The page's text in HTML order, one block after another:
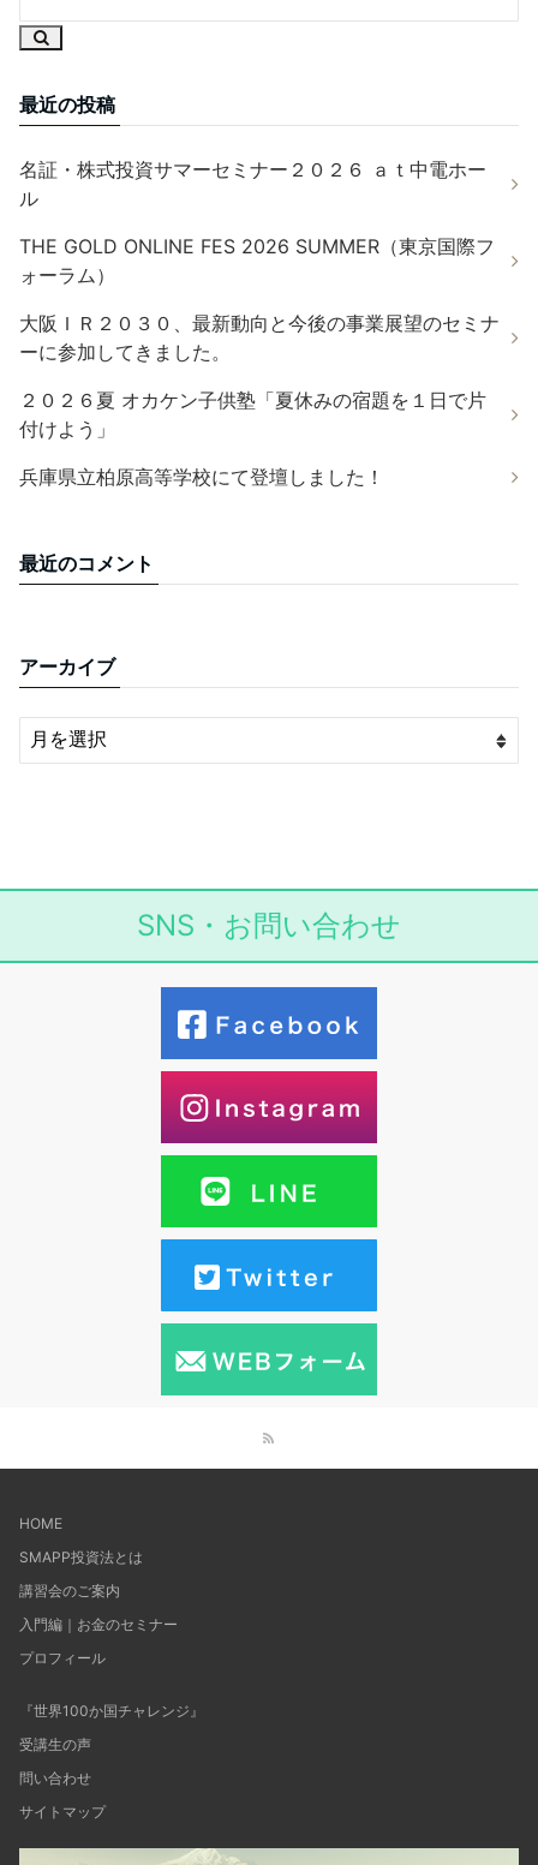
最近の投稿
名証・株式投資サマーセミナー２０２６ ａｔ中電ホー
ル
THE GOLD ONLINE FES 2026 SUMMER（東京国際フ
ォーラム）
大阪ＩＲ２０３０、最新動向と今後の事業展望のセミナ
ーに参加してきました。
２０２６夏 オカケン子供塾「夏休みの宿題を１日で片
付けよう」
兵庫県立柏原高等学校にて登壇しました！
最近のコメント
アーカイブ
SNS・お問い合わせ
HOME
SMAPP投資法とは
講習会のご案内
入門編｜お金のセミナー
プロフィール
『世界100か国チャレンジ』
受講生の声
問い合わせ
サイトマップ